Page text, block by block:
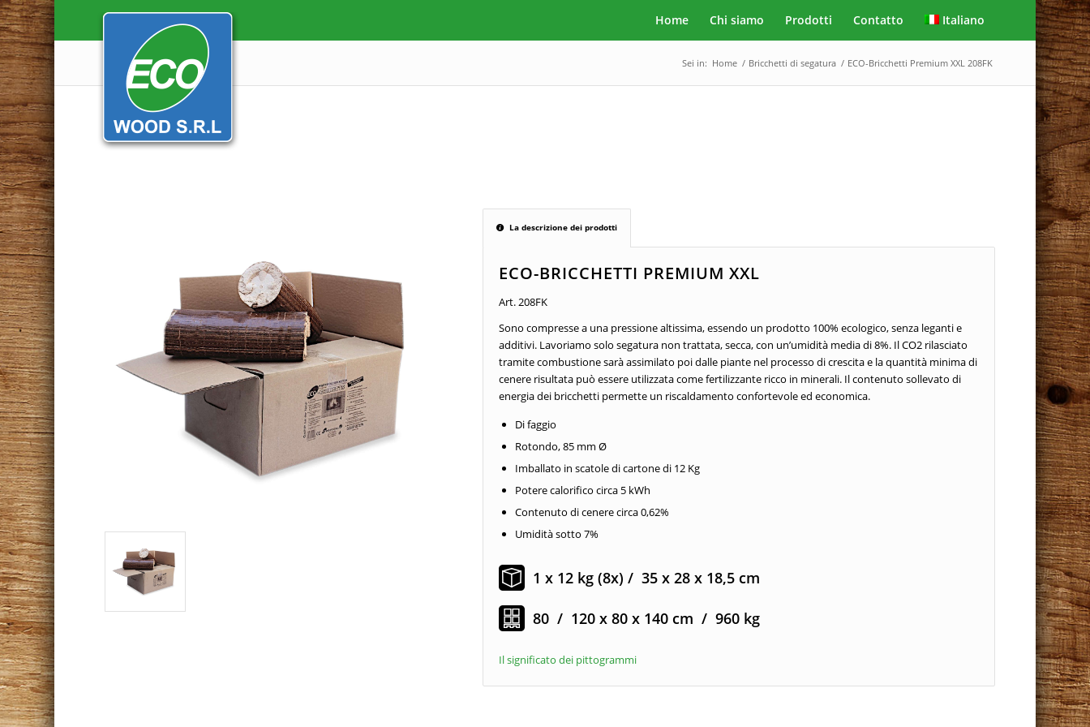
Home Chi siamo Prodotti Contatto Italiano
Sei in: Home / Bricchetti di segatura / ECO-Bricchetti Premium XXL 208FK
La descrizione dei prodotti
ECO-BRICCHETTI PREMIUM XXL
Art. 208FK
Sono compresse a una pressione altissima, essendo un prodotto 100% ecologico, senza leganti e
additivi. Lavoriamo solo segatura non trattata, secca, con un’umidità media di 8%. Il CO2 rilasciato
tramite combustione sarà assimilato poi dalle piante nel processo di crescita e la quantità minima di
cenere risultata può essere utilizzata come fertilizzante ricco in minerali. Il contenuto sollevato di
energia dei bricchetti permette un riscaldamento confortevole ed economica.
Di faggio
Rotondo, 85 mm Ø
Imballato in scatole di cartone di 12 Kg
Potere calorifico circa 5 kWh
Contenuto di cenere circa 0,62%
Umidità sotto 7%
1 x 12 kg (8x) / 35 x 28 x 18,5 cm
80 / 120 x 80 x 140 cm / 960 kg
Il significato dei pittogrammi